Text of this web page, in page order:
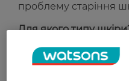
проблему старіння
Для якого типу
Країна-виробник: